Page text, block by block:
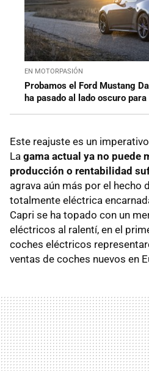
EN MOTORPASIÓN
Probamos el Ford Mustang
ha pasado al lado oscuro
Este reajuste es un
La gama actual ya no puede
producción o rentabilidad
agrava aún más por el hecho
totalmente eléctrica
Capri se ha topado con un
eléctricos al ralentí, en el
coches eléctricos
ventas de coches nuevos en